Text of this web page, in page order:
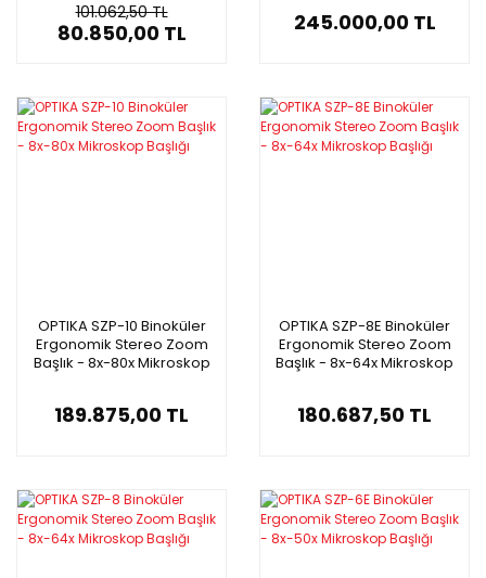
101.062,50 TL
80.850,00 TL 245.000,00 TL
OPTIKA SZP-10 Binoküler
Ergonomik Stereo Zoom
Başlık - 8x-80x Mikroskop
189.875,00 TL
OPTIKA SZP-8E Binoküler
Ergonomik Stereo Zoom
Başlık - 8x-64x Mikroskop
180.687,50 TL